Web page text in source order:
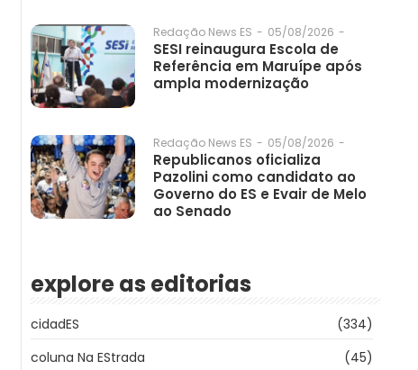
Redação News ES - 05/08/2026 -
SESI reinaugura Escola de
Referência em Maruípe após
ampla modernização
Redação News ES - 05/08/2026 -
Republicanos oficializa
Pazolini como candidato ao
Governo do ES e Evair de Melo
ao Senado
explore as editorias
cidadES
(334)
coluna Na EStrada
(45)